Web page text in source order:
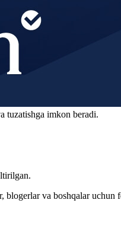
tuzatishga imkon beradi.
va boshqalar